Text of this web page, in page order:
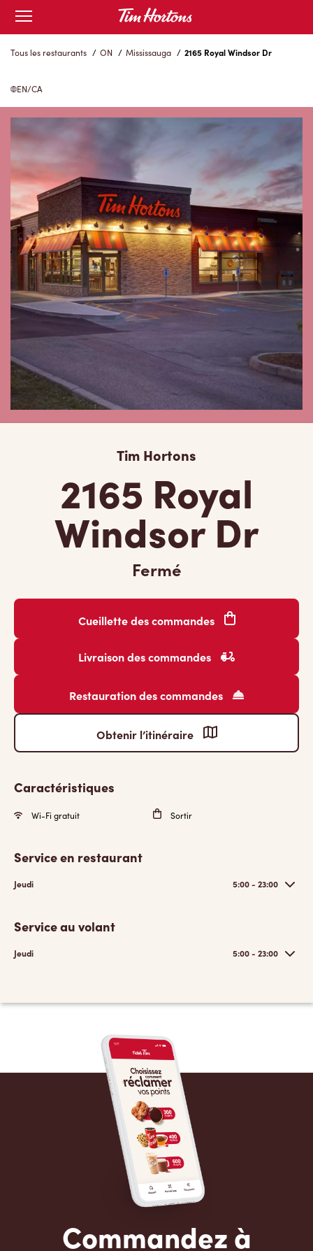
Skip
Content
Open
mobile
menu
Tous les restaurants / ON / Mississauga / 2165 Royal Windsor Dr
EN/CA
Tim Hortons
2165 Royal
Windsor Dr
Fermé
Cueillette des commandes
Livraison des commandes
Restauration des commandes
Obtenir l’itinéraire
Caractéristiques
Wi-Fi gratuit Sortir
Service en restaurant
Jeudi 5:00 - 23:00
Service au volant
Jeudi 5:00 - 23:00
Commandez à